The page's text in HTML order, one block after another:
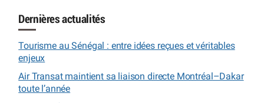
Dernières actualités
Tourisme au Sénégal : entre idées reçues et véritables
enjeux
Air Transat maintient sa liaison directe Montréal–Dakar
toute l’année